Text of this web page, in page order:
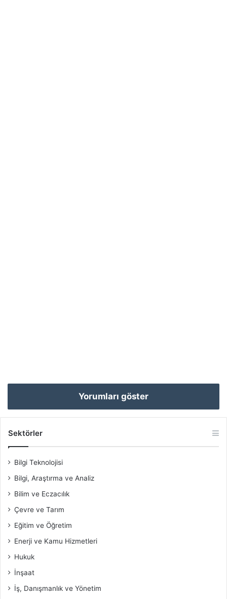
Yorumları göster
Sektörler
Bilgi Teknolojisi
Bilgi, Araştırma ve Analiz
Bilim ve Eczacılık
Çevre ve Tarım
Eğitim ve Öğretim
Enerji ve Kamu Hizmetleri
Hukuk
İnşaat
İş, Danışmanlık ve Yönetim